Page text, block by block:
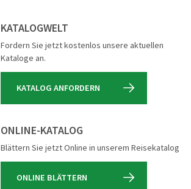
KATALOGWELT
Fordern Sie jetzt kostenlos unsere aktuellen
Kataloge an.
KATALOG ANFORDERN
ONLINE-KATALOG
Blättern Sie jetzt Online in unserem Reisekatalog
ONLINE BLÄTTERN